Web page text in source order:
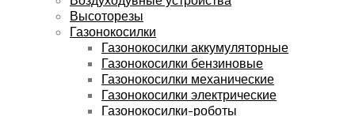
Высоторезы
Газонокосилки
Газонокосилки аккумуляторные
Газонокосилки бензиновые
Газонокосилки механические
Газонокосилки электрические
Газонокосилки-роботы